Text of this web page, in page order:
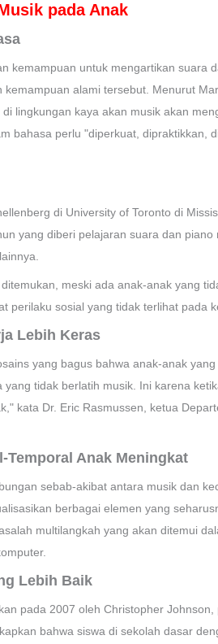
pada Anak
kemampuan untuk mengartikan suara
alami tersebut. Menurut
lingkungan kaya akan musik akan
bahasa perlu "diperkuat, dipraktikkan,
di University of Toronto di
yang diberi pelajaran suara dan
meski ada anak-anak yang
perilaku sosial yang tidak terlihat pada
Lebih Keras
yang bagus bahwa anak-anak
tidak berlatih musik. Ini karena
kata Dr. Eric Rasmussen, ketua
Temporal Anak Meningkat
sebab-akibat antara musik dan
berbagai elemen yang
multilangkah yang akan ditemui
Lebih Baik
pada 2007 oleh Christopher
bahwa siswa di sekolah dasar